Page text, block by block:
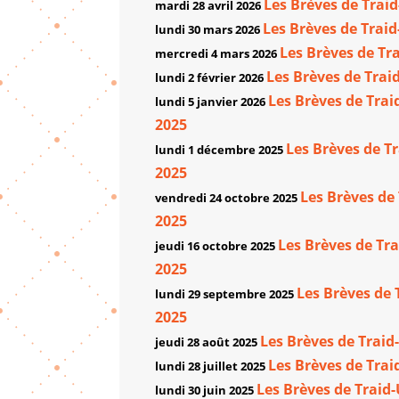
mardi 28 avril 2026 Les Brèves de
lundi 30 mars 2026 Les Brèves de
mercredi 4 mars 2026 Les Brèves de
lundi 2 février 2026 Les Brèves de
lundi 5 janvier 2026 Les Brèves de
2025
lundi 1 décembre 2025 Les Brèves de
2025
vendredi 24 octobre 2025 Les Brèves
2025
jeudi 16 octobre 2025 Les Brèves de
2025
lundi 29 septembre 2025 Les Brèves de
2025
jeudi 28 août 2025 Les Brèves de
lundi 28 juillet 2025 Les Brèves de
lundi 30 juin 2025 Les Brèves de